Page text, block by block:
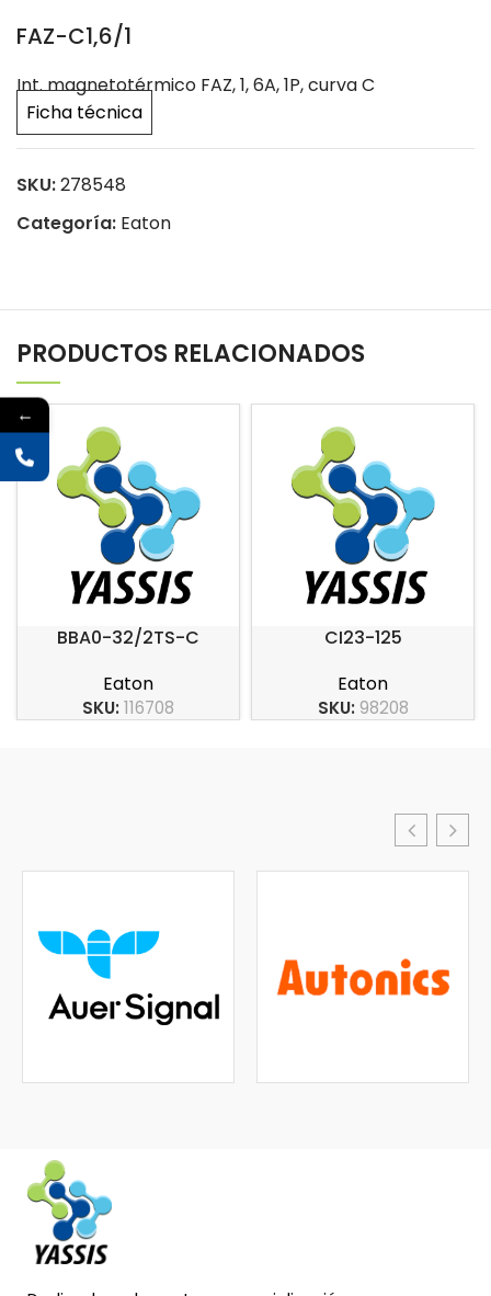
FAZ-C1,6/1
Int. magnetotérmico FAZ, 1, 6A, 1P, curva C
Ficha técnica
SKU:278548
Categoría: Eaton
PRODUCTOS RELACIONADOS
BBA0-32/2TS-C
Eaton
SKU:116708
CI23-125
Eaton
SKU: 98208
←